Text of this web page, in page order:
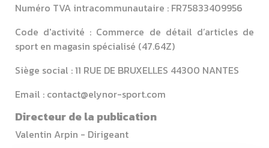
Numéro TVA intracommunautaire : FR75833409956
Code d'activité : Commerce de détail d’articles de
sport en magasin spécialisé (47.64Z)
Siège social : 11 RUE DE BRUXELLES 44300 NANTES
Email : contact@elynor-sport.com
Directeur de la publication
Valentin Arpin - Dirigeant